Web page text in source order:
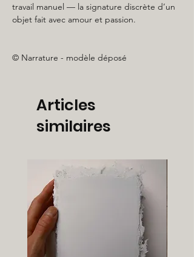
travail manuel — la signature discrète d’un
objet fait avec amour et passion.
© Narrature - modèle déposé
Articles
similaires